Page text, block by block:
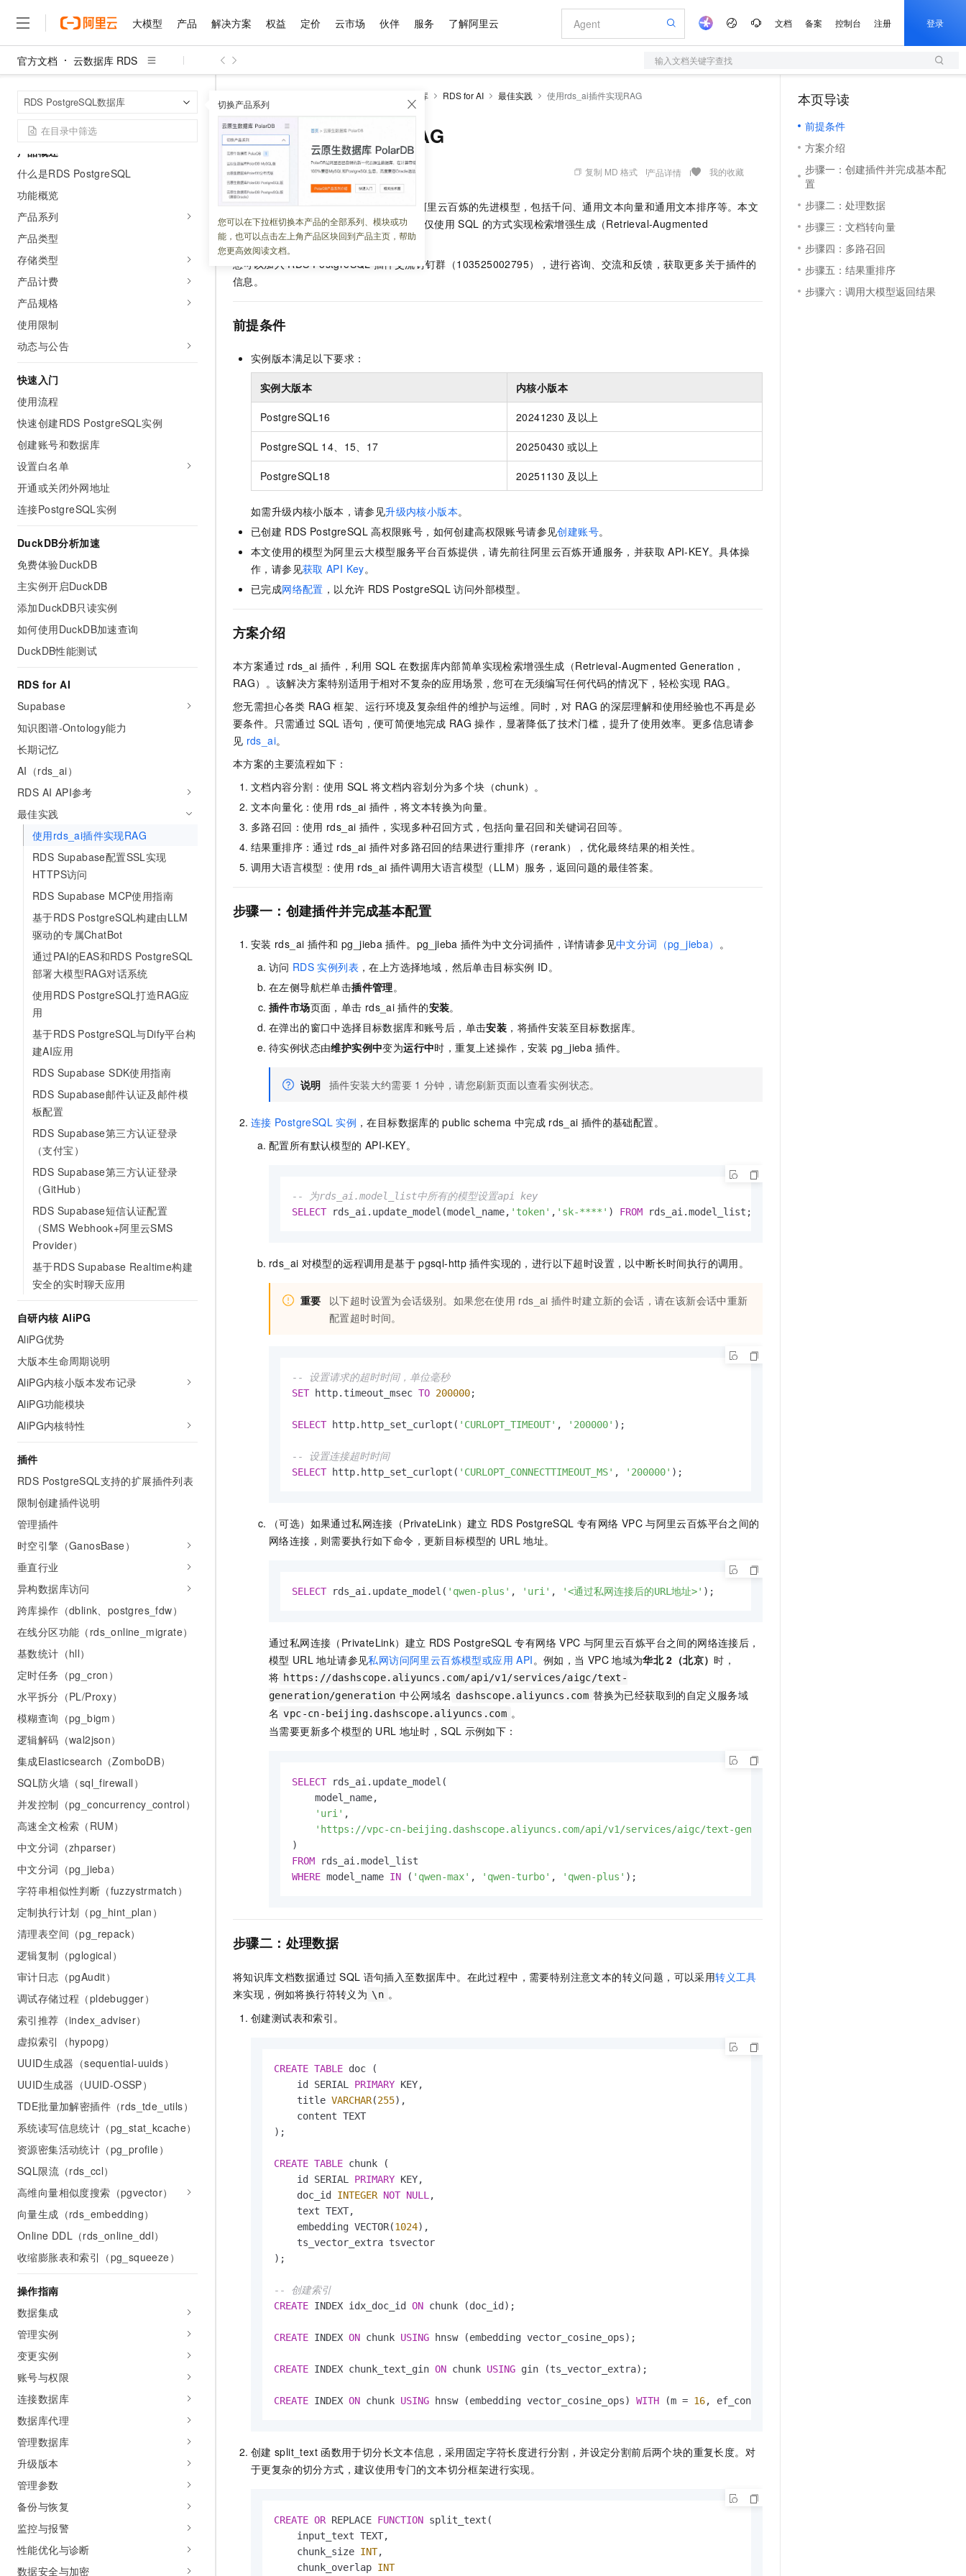
大模型 产品 解决方案 权益 定价 云市场 伙伴 服务 了解阿里云 文档 备案 控制台 注册 登录
官方文档 云数据库 RDS 输入文档关键字查找
RDS PostgreSQL数据库 切换产品系列
您可以在下拉框切换本产品的全部系列、模块或功
能，也可以点击左上角产品区块回到产品主页，帮助
您更高效阅读文档。
产品概述
什么是RDS PostgreSQL
功能概览
产品系列
产品类型
存储类型
产品计费
产品规格
使用限制
动态与公告
快速入门
使用流程
快速创建RDS PostgreSQL实例
创建账号和数据库
设置白名单
开通或关闭外网地址
连接PostgreSQL实例
DuckDB分析加速
免费体验DuckDB
主实例开启DuckDB
添加DuckDB只读实例
如何使用DuckDB加速查询
DuckDB性能测试
RDS for AI
Supabase
知识图谱-Ontology能力
长期记忆
AI（rds_ai）
RDS AI API参考
最佳实践
使用rds_ai插件实现RAG
RDS Supabase配置SSL实现
HTTPS访问
RDS Supabase MCP使用指南
基于RDS PostgreSQL构建由LLM
驱动的专属ChatBot
通过PAI的EAS和RDS PostgreSQL
部署大模型RAG对话系统
使用RDS PostgreSQL打造RAG应
用
基于RDS PostgreSQL与Dify平台构
建AI应用
RDS Supabase SDK使用指南
RDS Supabase邮件认证及邮件模
板配置
RDS Supabase第三方认证登录
（支付宝）
RDS Supabase第三方认证登录
（GitHub）
RDS Supabase短信认证配置
（SMS Webhook+阿里云SMS
Provider）
基于RDS Supabase Realtime构建
安全的实时聊天应用
自研内核 AliPG
AliPG优势
大版本生命周期说明
AliPG内核小版本发布记录
AliPG功能模块
AliPG内核特性
插件
RDS PostgreSQL支持的扩展插件列表
限制创建插件说明
管理插件
时空引擎（GanosBase）
垂直行业
异构数据库访问
跨库操作（dblink、postgres_fdw）
在线分区功能（rds_online_migrate）
基数统计（hll）
定时任务（pg_cron）
水平拆分（PL/Proxy）
模糊查询（pg_bigm）
逻辑解码（wal2json）
集成Elasticsearch（ZomboDB）
SQL防火墙（sql_firewall）
并发控制（pg_concurrency_control）
高速全文检索（RUM）
中文分词（zhparser）
中文分词（pg_jieba）
字符串相似性判断（fuzzystrmatch）
定制执行计划（pg_hint_plan）
清理表空间（pg_repack）
逻辑复制（pglogical）
审计日志（pgAudit）
调试存储过程（pldebugger）
索引推荐（index_adviser）
虚拟索引（hypopg）
UUID生成器（sequential-uuids）
UUID生成器（UUID-OSSP）
TDE批量加解密插件（rds_tde_utils）
系统读写信息统计（pg_stat_kcache）
资源密集活动统计（pg_profile）
SQL限流（rds_ccl）
高维向量相似度搜索（pgvector）
向量生成（rds_embedding）
Online DDL（rds_online_ddl）
收缩膨胀表和索引（pg_squeeze）
操作指南
数据集成
管理实例
变更实例
账号与权限
连接数据库
数据库代理
管理数据库
升级版本
管理参数
备份与恢复
监控与报警
性能优化与诊断
数据安全与加密
RDS PostgreSQL数据库 RDS for AI 最佳实践 使用rds_ai插件实现RAG
使用rds_ai插件实现RAG
更新时间： 2026-05-07 05:10:08 复制 MD 格式 产品详情 我的收藏
插件集成了阿里云百炼的先进模型，包括千问、通用文本向量和通用文本排序等。本文
将介绍如何通过 rds_ai 插件在数据库内部仅使用 SQL 的方式实现检索增强生成（Retrieval-Augmented
Generation，简称 RAG）技术。
您可以加入 RDS PostgreSQL 插件交流钉钉群（103525002795），进行咨询、交流和反馈，获取更多关于插件的
信息。
前提条件
实例版本满足以下要求：
实例大版本 内核小版本
PostgreSQL16 20241230 及以上
PostgreSQL 14、15、17 20250430 或以上
PostgreSQL18 20251130 及以上
如需升级内核小版本，请参见升级内核小版本。
已创建 RDS PostgreSQL 高权限账号，如何创建高权限账号请参见创建账号。
本文使用的模型为阿里云大模型服务平台百炼提供，请先前往阿里云百炼开通服务，并获取 API-KEY。具体操
作，请参见获取 API Key。
已完成网络配置 ，以允许 RDS PostgreSQL 访问外部模型。
方案介绍
本方案通过 rds_ai 插件，利用 SQL 在数据库内部简单实现检索增强生成（Retrieval-Augmented Generation，
RAG）。该解决方案特别适用于相对不复杂的应用场景，您可在无须编写任何代码的情况下，轻松实现 RAG。
您无需担心各类 RAG 框架、运行环境及复杂组件的维护与运维。同时，对 RAG 的深层理解和使用经验也不再是必
要条件。只需通过 SQL 语句，便可简便地完成 RAG 操作，显著降低了技术门槛，提升了使用效率。更多信息请参
见 rds_ai。
本方案的主要流程如下：
文档内容分割：使用 SQL 将文档内容划分为多个块（chunk）。
文本向量化：使用 rds_ai 插件，将文本转换为向量。
多路召回：使用 rds_ai 插件，实现多种召回方式，包括向量召回和关键词召回等。
结果重排序：通过 rds_ai 插件对多路召回的结果进行重排序（rerank），优化最终结果的相关性。
调用大语言模型：使用 rds_ai 插件调用大语言模型（LLM）服务，返回问题的最佳答案。
步骤一：创建插件并完成基本配置
安装 rds_ai 插件和 pg_jieba 插件。pg_jieba 插件为中文分词插件，详情请参见中文分词（pg_jieba） 。
访问 RDS 实例列表 ，在上方选择地域，然后单击目标实例 ID。
在左侧导航栏单击插件管理。
插件市场页面，单击 rds_ai 插件的安装。
在弹出的窗口中选择目标数据库和账号后，单击安装 ，将插件安装至目标数据库。
待实例状态由维护实例中变为运行中时，重复上述操作，安装 pg_jieba 插件。
说明 插件安装大约需要 1 分钟，请您刷新页面以查看实例状态。
连接 PostgreSQL 实例 ，在目标数据库的 public schema 中完成 rds_ai 插件的基础配置。
配置所有默认模型的 API-KEY。
-- 为rds_ai.model_list中所有的模型设置api key
SELECT rds_ai.update_model(model_name, 'token' , 'sk-****' ) FROM rds_ai.model_list;
rds_ai 对模型的远程调用是基于 pgsql-http 插件实现的，进行以下超时设置，以中断长时间执行的调用。
重要 以下超时设置为会话级别。如果您在使用 rds_ai 插件时建立新的会话，请在该新会话中重新
配置超时时间。
-- 设置请求的超时时间，单位毫秒
SET http.timeout_msec TO 200000;
SELECT http.http_set_curlopt( 'CURLOPT_TIMEOUT' , '200000' );
-- 设置连接超时时间
SELECT http.http_set_curlopt( 'CURLOPT_CONNECTTIMEOUT_MS' , '200000' );
（可选）如果通过私网连接（PrivateLink）建立 RDS PostgreSQL 专有网络 VPC 与阿里云百炼平台之间的
网络连接，则需要执行如下命令，更新目标模型的 URL 地址。
SELECT rds_ai.update_model( 'qwen-plus' , 'uri' , '<通过私网连接后的URL地址>' );
通过私网连接（PrivateLink）建立 RDS PostgreSQL 专有网络 VPC 与阿里云百炼平台之间的网络连接后，
模型 URL 地址请参见私网访问阿里云百炼模型或应用 API。例如，当 VPC 地域为华北 2（北京） 时，
将 https://dashscope.aliyuncs.com/api/v1/services/aigc/text-
generation/generation 中公网域名 dashscope.aliyuncs.com 替换为已经获取到的自定义服务域
名 vpc-cn-beijing.dashscope.aliyuncs.com 。
当需要更新多个模型的 URL 地址时，SQL 示例如下：
SELECT rds_ai.update_model(
    model_name,
'uri' ,
'https://vpc-cn-beijing.dashscope.aliyuncs.com/api/v1/services/aigc/text-generation/generation'
FROM
WHERE model_name IN ( 'qwen-max' , 'qwen-turbo' , 'qwen-plus' );
步骤二：处理数据
将知识库文档数据通过 SQL 语句插入至数据库中。在此过程中，需要特别注意文本的转义问题，可以采用转义工具
来实现，例如将换行符转义为 \n 。
创建测试表和索引。
CREATE TABLE doc (
    id SERIAL
PRIMARY KEY,
    title
VARCHAR(255),
    content TEXT
);
CREATE TABLE chunk (
    id SERIAL
PRIMARY KEY,
    doc_id
INTEGER NOT NULL ,
    text TEXT,
    embedding VECTOR(
1024),
    ts_vector_extra tsvector
);
-- 创建索引
CREATE INDEX idx_doc_id ON chunk (doc_id);
CREATE INDEX ON chunk USING hnsw (embedding vector_cosine_ops);
CREATE INDEX chunk_text_gin ON chunk USING gin (ts_vector_extra);
CREATE INDEX ON chunk USING hnsw (embedding vector_cosine_ops) WITH (m = 16, ef_construction
创建 split_text 函数用于切分长文本信息，采用固定字符长度进行分割，并设定分割前后两个块的重复长度。对
于更复杂的切分方式，建议使用专门的文本切分框架进行实现。
CREATE OR REPLACE FUNCTION split_text(
    input_text TEXT,
    chunk_size
INT,
    chunk_overlap
INT
本页导读
前提条件
方案介绍
步骤一：创建插件并完成基本配
置
步骤二：处理数据
步骤三：文档转向量
步骤四：多路召回
步骤五：结果重排序
步骤六：调用大模型返回结果
大模型
大模型服务平台百炼
大模型
文本生成
Qwen3.8-Max HOT
智能体时代全能旗舰模型
Qwen3.7-Plus
能看、能想、能动手的多模态智能体模型
Kimi-K3 NEW
Kimi 最新旗舰模型，长程编程与推理利器
Deepseek-v4-pro
HappyHorse-1.1-T2V
HappyHorse-1.1-I2V
语音识别与合成
Qwen3-TTS-Flash
Cosyvoice-V3-Flash
大模型服务
千问AI平台-Token Plan NEW
个人版上线、团队版降价；千问3.8-Max首发发尝鲜
千问AI平台-模型体验
在线体验全尺寸、多种模态的模型效果
Happy 系列大模型
新一代 AI 视频生成模型，深度适配广告营销等场景
大模型服务平台百炼-应用模版
丰富多元化的应用模版和解决方案
大模型服务平台百炼-智能体
灵活可视化地构建企业级 Agent
人工智能平台 PAI
Qoder
面向真实软件的智能体编程平台
万有无界
大模型解决方案
在企业官网、通讯软件中为客户提供 AI 客服 多种方案随心选，轻松解锁专属 DeepSeek 通过自然语言交互简化开发流程,全栈开发支持
产品
精选产品
人工智能与机器学习
计算
存储
网络与CDN
安全
数据库
大数据计算
企业服务与云通信
域名与网站
终端用户计算
Serverless
开发工具
迁移与运维管理
专有云
精选产品
大模型服务平台百炼
大模型服务与应用平台
千问大模型
多元化、高性能、安全可靠的大模型服务
无影云电脑
随时随地安全接入的云上超级电脑
云解析DNS
云原生大数据计算服务 MaxCompute
域名与网站
对象存储 OSS
人工智能平台 PAI 大模型
一站式AI开发、训练和推理服务
Qoder CN
基于千问大模型等，支持代码智能生成、研发智能问答
全托管，含MySQL、PostgreSQL、SQL Server、MariaDB多引擎
Qoder
面向真实软件的智能体编程平台
100%兼容MySQL、PostgreSQL，兼容Oracle，支持集中和分布式
轻量应用服务器
数字证书管理服务（原SSL证书）
实现全站HTTPS，呈现可信的WEB访问
大数据开发治理平台 DataWorks
解决方案
精选解决方案
AI
互联网应用开发
现代化应用
安全
企业出海
政企业务
精选解决方案
千问办公，解锁你的工作新方式
企业级Agent产品，直接交付可用成果
Agency Agents：拥有专属领域专家
多领域专家智能体,一键组建 AI 虚拟交付团队
HappyHorse 打造一站式影视创作平台
快速拥有专属 OpenClaw
睿译宝，AI翻译排版一步到位
GLM-5.2：长任务时代开源旗舰模型
Hermes Agent，打造自进化智能体
自主进化，持久记忆，越用越聪明
Claude Code + GStack 打造工程团队
安装技能 GStack，拥有专属 AI 工程团队
轻松解锁专属 DeepSeek-V4-Pro
5 分钟轻松部署专属 QwenPaw HOT
以可视化方式快速构建移动和 PC 门户网站
一句话生成原生可编辑精美 PPT 文稿
输入一句话想法, 轻松生成专业的 PPT
一键部署幻兽帕鲁游戏服务器
一键购买专属联机服务器，轻松开启游戏
漫剧工坊：一站式动画创作平台
10 分钟搭建微信、支付宝小程序
权益 普惠上云
普惠上云 官方力荐
云服务器38元/年起，超值低价云产品抢先购
官方推荐返现计划
推荐新用户得奖励，单订单最高返9万
云工开物
高校专属算力普惠，学生认证享300元代金券
免费试用
解决方案免费试用 新老同享
AI 产品 免费试用
产品新客免费试用，最长12个月
大模型ACA认证体验
AI 特惠
智启 AI 普惠权益
阿里云 OPC 创新助力计划
至高百万元 Token 补贴，加速一人公司成长
Token Plan 模型订阅计划 NEW
Qwen3.8-Max 首发尝鲜，限时加量 10 倍，夜间低至2折
千问办公，限时限量积分加倍
你的AI工作搭子，覆盖日常办公高频场景
AI 场景体验
从图文生成到视频创作，一键激活电商全链路生产力
AI 广告创作
图文、视频一站生成，高效打造优质广告素材
0 代码专业建站，无忧落地极速上线
AI 活动
AI 生产力先锋
先锋实践拓展 AI 生产力的边界
飞天发布时刻
所见，即是所愿
AI 实训营
创新加速
上云场景组合购
定价 产品定价
了解云产品的定价详情
云上成本管理
管理和优化成本
价格计算器
自助选配和估算价格
价格优势
推动算力普惠，释放技术红利
配置报价器
阿里云 OPC 创新助力计划
Token 补贴，五大权
益加速 OPC 成功
云市场 精选商城
网站建设
多端小程序
Salesforce 国际版订阅
友盟天域
观测云
Tuya 物联网平台阿里云版
蓝凌 OA
畅捷通
AI空中课堂在线直播课堂（旗舰版）
生态解决方案
行业生态解决方案
AI 开发和 AI 应用解决方案
数据与 API
数据集
手机三要素
身份实名认证
短信
OCR 文字识别
发票查验
天气预报查询
广告营销
基础软件
JAVA
操作系统
SUSE
建站小程序
模板建站
模板小程序
APP 开发
专业服务
公司注册
上云迁移
伙伴 成为销售伙伴
分销伙伴
咨询伙伴
销售伙伴合作计划
Salesforce On Alibaba Cloud
Consulting Partner 合作计划
AI 大模型销售与服务生态合作计划
成为产品伙伴
产品生态集成认证中心
产品生态伙伴
产品生态伙伴工作台
产品伙伴合作计划
云网络合作计划
服务伙伴合作计划
Al MaaS 服务伙伴赋能合作
伙伴信用分合作计划
更多支持
合作伙伴培训与认证
查询合作伙伴
登录合作伙伴管理后台
服务 售前咨询
在线服务
售后服务
自助服务
工单服务
短信专区
企业增值服务
企业支持计划
专家技术服务
企业增值服务台
企业成长
服务实践
创新中心
阿里云认证
信息公告
官网公告
健康状态
开发者社区
我要反馈
我要投诉
了解阿里云 为什么选择阿里云
什么是云计算
技术领先
稳定可靠
安全合规
分析师报告
研究报告与白皮书
天池大赛
入门学习赛
最佳实践
云上春晚
云上奥运之旅
云栖战略参考
云上的中国
看见新力量
金融模力时刻
客户案例
市场活动
魔搭 ModelScope
魔搭 ModelScope
加入我们
校园招聘